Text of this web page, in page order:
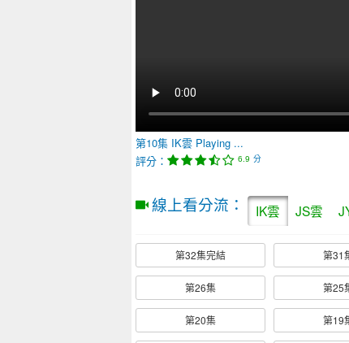
第10集 IK雲 Playing ...
評分：
6.9 分
線上看分流： IK雲 JS雲
第32集完結 第31
第26集 第25
第20集 第19